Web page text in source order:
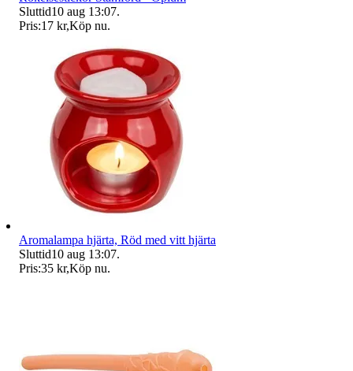
Sluttid10 aug 13:07.
Pris:17 kr,Köp nu.
Aromalampa hjärta, Röd med vitt hjärta
Sluttid10 aug 13:07.
Pris:35 kr,Köp nu.